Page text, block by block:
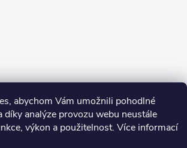
abychom Vám umožnili pohodlné
díky analýze provozu webu neustále
výkon a použitelnost. Více informací